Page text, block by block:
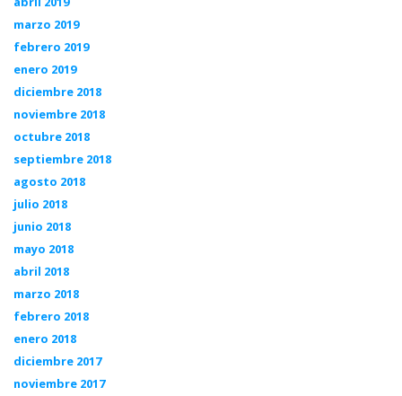
marzo 2019
febrero 2019
enero 2019
diciembre 2018
noviembre 2018
octubre 2018
septiembre 2018
agosto 2018
julio 2018
junio 2018
mayo 2018
abril 2018
marzo 2018
febrero 2018
enero 2018
diciembre 2017
noviembre 2017